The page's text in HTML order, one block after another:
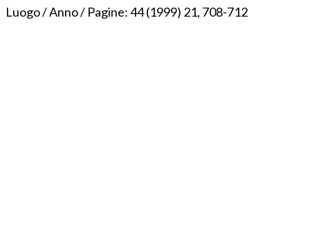
Luogo / Anno / Pagine:44 (1999) 21, 708-712